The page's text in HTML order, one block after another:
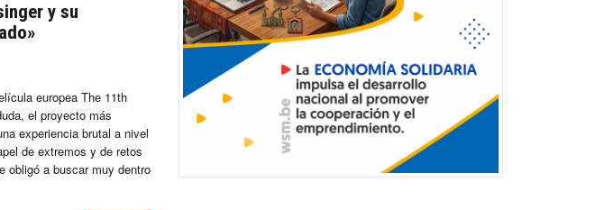
y su
europea The 11th
el proyecto más
experiencia brutal a nivel
de extremos y de retos
obligó a buscar muy dentro